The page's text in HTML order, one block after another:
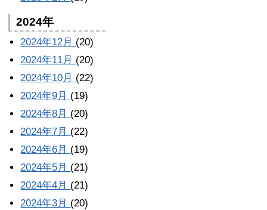
2024年
2024年12月 (20)
2024年11月 (20)
2024年10月 (22)
2024年9月 (19)
2024年8月 (20)
2024年7月 (22)
2024年6月 (19)
2024年5月 (21)
2024年4月 (21)
2024年3月 (20)